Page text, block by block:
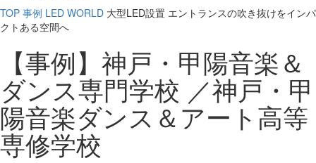
TOP 事例 LED WORLD 大型LED設置 エントランスの吹き抜けをインパ
クトある空間へ
【事例】神戸・甲陽音楽＆
ダンス専門学校 ／神戸・甲
陽音楽ダンス＆アート高等
専修学校